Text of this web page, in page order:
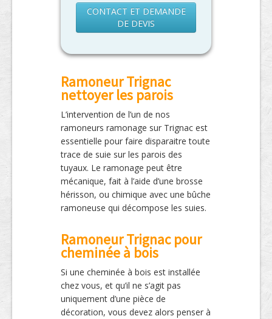
CONTACT ET DEMANDE
DE DEVIS
Ramoneur Trignac
nettoyer les parois
L’intervention de l’un de nos
ramoneurs ramonage sur Trignac est
essentielle pour faire disparaitre toute
trace de suie sur les parois des
tuyaux. Le ramonage peut être
mécanique, fait à l’aide d’une brosse
hérisson, ou chimique avec une bûche
ramoneuse qui décompose les suies.
Ramoneur Trignac pour
cheminée à bois
Si une cheminée à bois est installée
chez vous, et qu’il ne s’agit pas
uniquement d’une pièce de
décoration, vous devez alors penser à